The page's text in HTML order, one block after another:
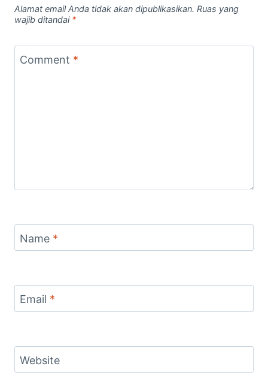
Alamat email Anda tidak akan dipublikasikan. Ruas yang
wajib ditandai *
Comment *
Name *
Email *
Website